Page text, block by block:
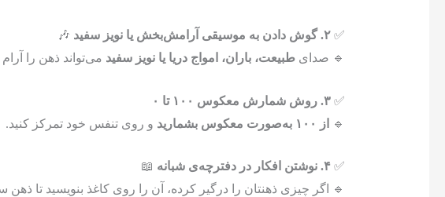
✅ ۲. گوش دادن به موسیقی آرامش‌بخش یا نویز سفید
🎶
🔹 صدای طبیعت، باران، امواج دریا یا نویز سفید می‌تواند ذهن را آرام
✅ ۳. روش شمارش معکوس ۱۰۰ تا ۰
🔹
از ۱۰۰ به‌صورت معکوس بشمارید و روی تنفس خود تمرکز کنید.
✅ ۴. نوشتن افکار در دفترچه‌ی شبانه
📖
🔹 اگر چیزی ذهنتان را درگیر کرده، آن را روی کاغذ بنویسید تا